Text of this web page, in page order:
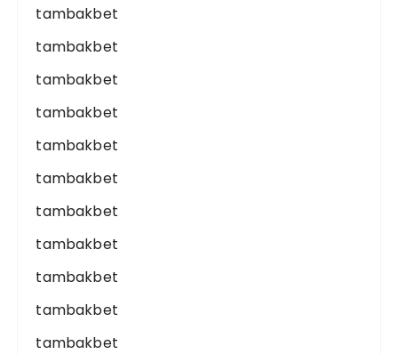
tambakbet
tambakbet
tambakbet
tambakbet
tambakbet
tambakbet
tambakbet
tambakbet
tambakbet
tambakbet
tambakbet